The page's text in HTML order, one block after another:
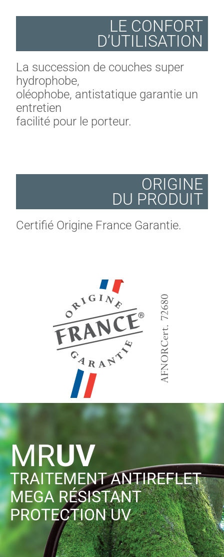
LE CONFORT
D’UTILISATION
La succession de couches super
hydrophobe,
oléophobe, antistatique garantie un
entretien
facilité pour le porteur.
ORIGINE
DU PRODUIT
Certifié Origine France Garantie.
MRUV
TRAITEMENT ANTIREFLET
MEGA RÉSISTANT
PROTECTION UV